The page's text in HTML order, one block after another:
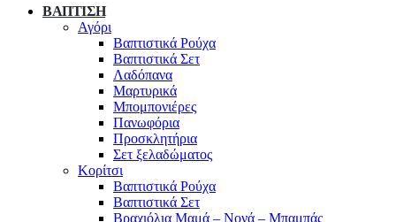
ΒΑΠΤΙΣΗ
Αγόρι
Βαπτιστικά Ρούχα
Βαπτιστικά Σετ
Λαδόπανα
Μαρτυρικά
Μπομπονιέρες
Πανωφόρια
Προσκλητήρια
Σετ ξελαδώματος
Κορίτσι
Βαπτιστικά Ρούχα
Βαπτιστικά Σετ
Βραχιόλια Μαμά – Νονά – Μπαμπάς